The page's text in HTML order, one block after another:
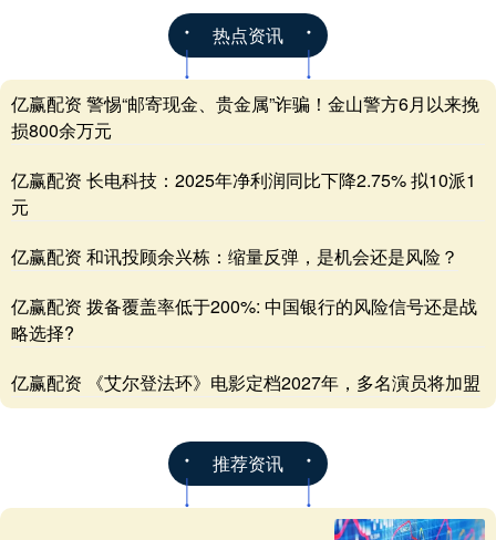
热点资讯
亿赢配资 警惕“邮寄现金、贵金属”诈骗！金山警方6月以来挽
损800余万元
亿赢配资 长电科技：2025年净利润同比下降2.75% 拟10派1
元
亿赢配资 和讯投顾余兴栋：缩量反弹，是机会还是风险？
亿赢配资 拨备覆盖率低于200%: 中国银行的风险信号还是战
略选择?
亿赢配资 《艾尔登法环》电影定档2027年，多名演员将加盟
推荐资讯